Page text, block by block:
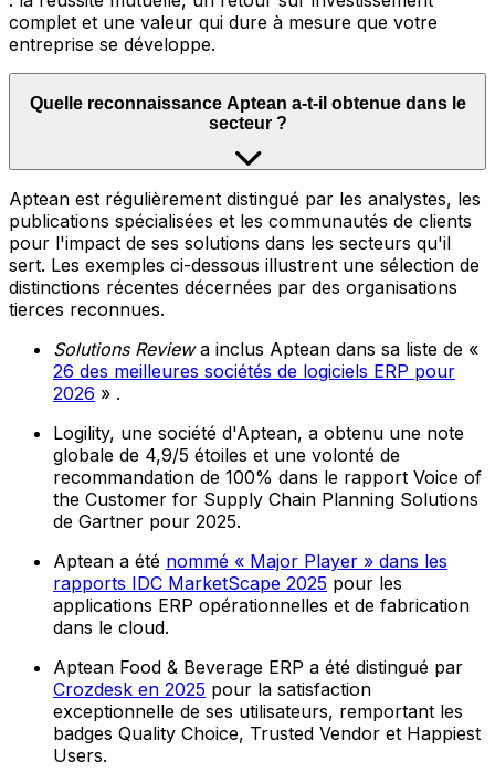
complet et une valeur qui dure à mesure que votre
entreprise se développe.
Quelle reconnaissance Aptean a-t-il obtenue dans le
secteur ?
Aptean est régulièrement distingué par les analystes, les
publications spécialisées et les communautés de clients
pour l'impact de ses solutions dans les secteurs qu'il
sert. Les exemples ci-dessous illustrent une sélection de
distinctions récentes décernées par des organisations
tierces reconnues.
Solutions Reviewa inclus Aptean dans sa liste de «
26 des meilleures sociétés de logiciels ERP pour
2026 » .
Logility, une société d'Aptean, a obtenu une note
globale de 4,9/5 étoiles et une volonté de
recommandation de 100% dans le rapport Voice of
the Customer for Supply Chain Planning Solutions
de Gartner pour 2025.
Aptean a été nommé « Major Player » dans les
rapports IDC MarketScape 2025 pour les
applications ERP opérationnelles et de fabrication
dans le cloud.
Aptean Food & Beverage ERP a été distingué par
Crozdesk en 2025 pour la satisfaction
exceptionnelle de ses utilisateurs, remportant les
badges Quality Choice, Trusted Vendor et Happiest
Users.